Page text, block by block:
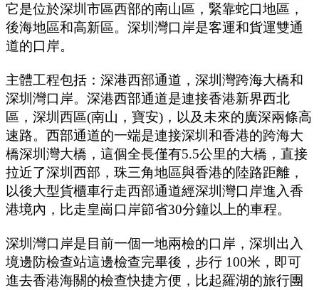
它是位於深圳市區西部的南山區，緊靠蛇口地區，
後海地區和高新區。深圳灣口岸是客運和貨運雙通
道的口岸。
主體工程包括：深港西部通道，深圳灣跨海大橋和
深圳灣口岸。深港西部通道是連接香港新界西北
區，深圳西區(南山，寶安)，以及未來的廣深兩條高
速路。西部通道的一端是連接深圳和香港的跨海大
橋深圳灣大橋，這個全長僅有5.5公里的大橋，直接
拉近了深圳西部，珠三角地區與香港的陸路距離，
以後大型貨櫃車行走西部通道經深圳灣口岸進入香
港境內，比走皇崗口岸節省30分鐘以上的車程。
深圳灣口岸是目前一個一地兩檢的口岸，深圳出入
境邊防檢查站這邊檢查完畢後，步行 100米，即可
進去香港海關的檢查快捷方便，比起羅湖的旅行團